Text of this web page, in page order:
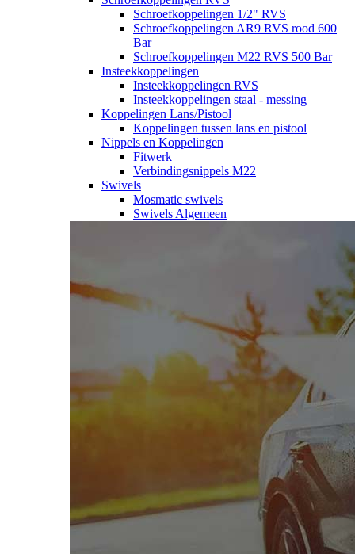
Schroefkoppelingen 1/2" RVS
Schroefkoppelingen AR9 RVS rood 600
Bar
Schroefkoppelingen M22 RVS 500 Bar
Insteekkoppelingen
Insteekkoppelingen RVS
Insteekkoppelingen staal - messing
Koppelingen Lans/Pistool
Koppelingen tussen lans en pistool
Nippels en Koppelingen
Fitwerk
Verbindingsnippels M22
Swivels
Mosmatic swivels
Swivels Algemeen